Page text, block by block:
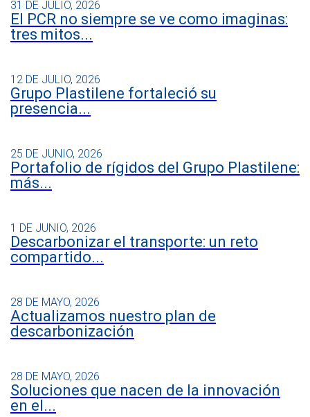
31 DE JULIO, 2026
El PCR no siempre se ve como imaginas:
tres mitos...
12 DE JULIO, 2026
Grupo Plastilene fortaleció su
presencia...
25 DE JUNIO, 2026
Portafolio de rígidos del Grupo Plastilene:
más...
1 DE JUNIO, 2026
Descarbonizar el transporte: un reto
compartido...
28 DE MAYO, 2026
Actualizamos nuestro plan de
descarbonización
28 DE MAYO, 2026
Soluciones que nacen de la innovación
en el...